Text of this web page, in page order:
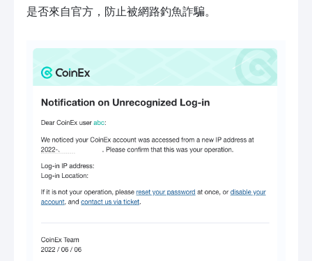
是否來自官方，防止被網路釣魚詐騙。